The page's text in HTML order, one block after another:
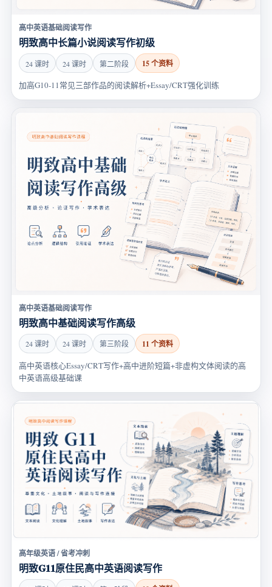
高中英语基础阅读写作
明致高中长篇小说阅读写作初级
24 课时 24 课时 第二阶段 15 个资料
加高G10-11常见三部作品的阅读解析+Essay/CRT强化训练
高中英语基础阅读写作
明致高中基础阅读写作高级
24 课时 24 课时 第三阶段 11 个资料
高中英语核心Essay/CRT写作+高中进阶短篇+非虚构文体阅读的高
中英语高级基础课
高年级英语 / 省考冲刺
明致G11原住民高中英语阅读写作